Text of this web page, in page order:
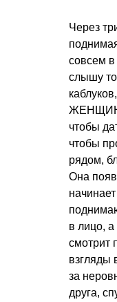
Через
совсем в
слышу
чтобы
чтобы
рядом,
Она
в лицо, а
взгляды
за
друга,